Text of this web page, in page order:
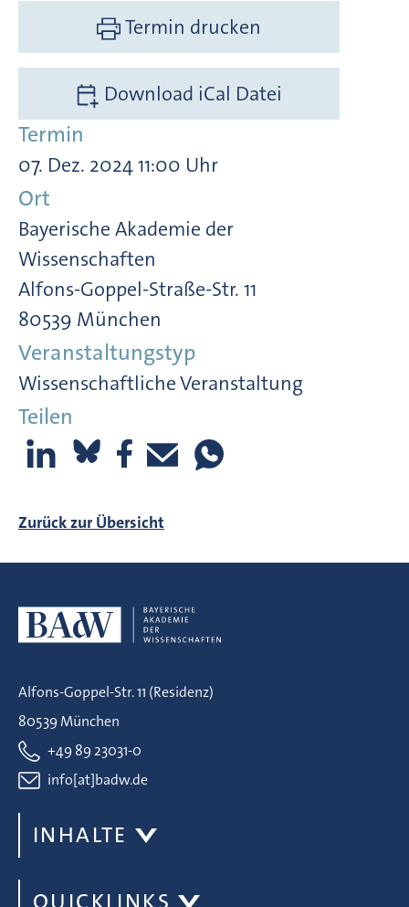
Termin drucken
Download iCal Datei
Termin
07. Dez. 2024 11:00 Uhr
Ort
Bayerische Akademie der
Wissenschaften
Alfons-Goppel-Straße-Str. 11
80539 München
Veranstaltungstyp
Wissenschaftliche Veranstaltung
Teilen
Zurück zur Übersicht
Alfons-Goppel-Str. 11 (Residenz)
80539 München
+49 89 23031-0
info[at]badw.de
INHALTE